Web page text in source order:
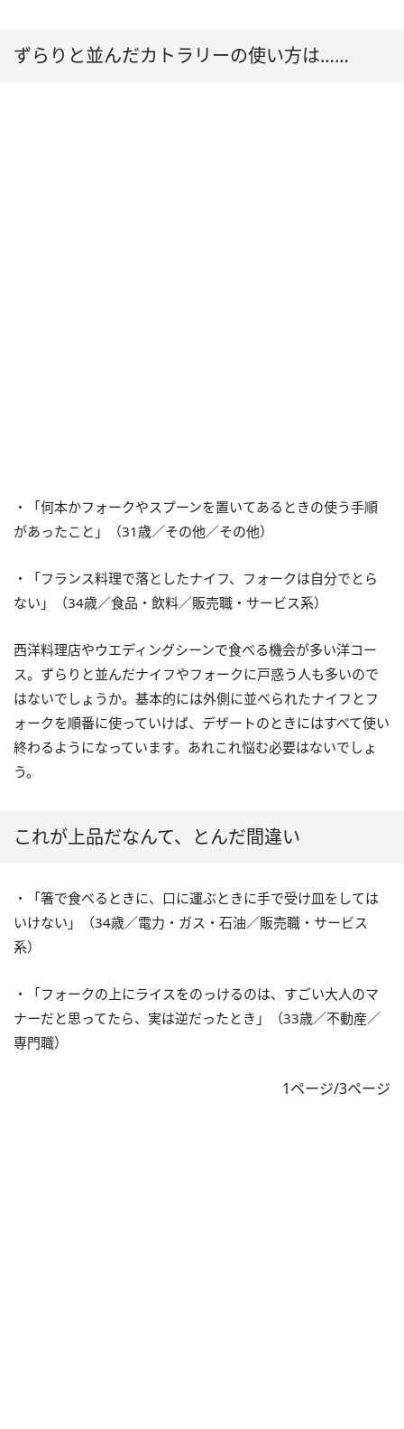
ずらりと並んだカトラリーの使い方は……
・「何本かフォークやスプーンを置いてあるときの使う手順
があったこと」（31歳／その他／その他）
・「フランス料理で落としたナイフ、フォークは自分でとら
ない」（34歳／食品・飲料／販売職・サービス系）
西洋料理店やウエディングシーンで食べる機会が多い洋コー
ス。ずらりと並んだナイフやフォークに戸惑う人も多いので
はないでしょうか。基本的には外側に並べられたナイフとフ
ォークを順番に使っていけば、デザートのときにはすべて使い
終わるようになっています。あれこれ悩む必要はないでしょ
う。
これが上品だなんて、とんだ間違い
・「箸で食べるときに、口に運ぶときに手で受け皿をしては
いけない」（34歳／電力・ガス・石油／販売職・サービス
系）
・「フォークの上にライスをのっけるのは、すごい大人のマ
ナーだと思ってたら、実は逆だったとき」（33歳／不動産／
専門職）
1ページ/3ページ